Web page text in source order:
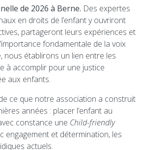
de 2026 à Berne. Des expertes
en droits de l’enfant y ouvriront
partageront leurs expériences et
fondamentale de la voix
nous établirons un lien entre les
à accomplir pour une justice
aux enfants.
ce que notre association a construit
années : placer l’enfant au
constance une Child-friendly
engagement et détermination, les
actuels.